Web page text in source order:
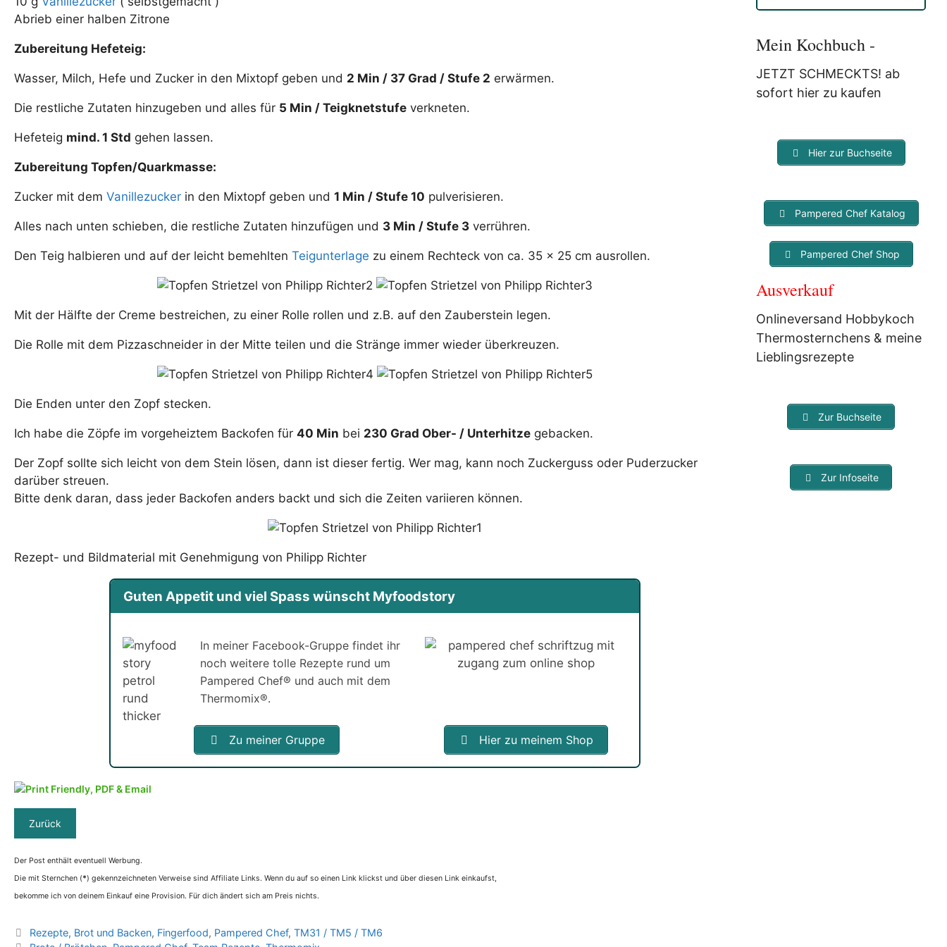
Abrieb einer halben Zitrone
Zubereitung Hefeteig:
Wasser, Milch, Hefe und Zucker in den Mixtopf geben und 2 Min / 37 Grad / Stufe 2 erwärmen.
Die restliche Zutaten hinzugeben und alles für 5 Min / Teigknetstufe verkneten.
Hefeteig mind. 1 Std gehen lassen.
Zubereitung Topfen/Quarkmasse:
Zucker mit dem Vanillezucker in den Mixtopf geben und 1 Min / Stufe 10 pulverisieren.
Alles nach unten schieben, die restliche Zutaten hinzufügen und 3 Min / Stufe 3 verrühren.
Den Teig halbieren und auf der leicht bemehlten Teigunterlage zu einem Rechteck von ca. 35 x 25 cm ausrollen.
Mit der Hälfte der Creme bestreichen, zu einer Rolle rollen und z.B. auf den Zauberstein legen.
Die Rolle mit dem Pizzaschneider in der Mitte teilen und die Stränge immer wieder überkreuzen.
Die Enden unter den Zopf stecken.
Ich habe die Zöpfe im vorgeheiztem Backofen für 40 Min bei 230 Grad Ober- / Unterhitze gebacken.
Der Zopf sollte sich leicht von dem Stein lösen, dann ist dieser fertig. Wer mag, kann noch Zuckerguss oder Puderzucker
darüber streuen.
Bitte denk daran, dass jeder Backofen anders backt und sich die Zeiten variieren können.
Rezept- und Bildmaterial mit Genehmigung von Philipp Richter
Guten Appetit und viel Spass wünscht Myfoodstory
In meiner Facebook-Gruppe findet ihr
noch weitere tolle Rezepte rund um
Pampered Chef® und auch mit dem
Thermomix®.
Zu meiner Gruppe Hier zu meinem Shop
Der Post enthält eventuell Werbung.
Die mit Sternchen (*) gekennzeichneten Verweise sind Affiliate Links. Wenn du auf so einen Link klickst und über diesen Link einkaufst,
bekomme ich von deinem Einkauf eine Provision. Für dich ändert sich am Preis nichts.
Kategorien
Rezepte, Brot und Backen, Fingerfood, Pampered Chef, TM31 / TM5 / TM6
Mit der Nutzung dieses
der Speicherung und
Verarbeitung Deiner Daten
werdenNICHTan Dritte
weitergegeben und dienen nur
für diesen Service!
Mein Kochbuch -
JETZT SCHMECKTS! ab
sofort hier zu kaufen
Hier zur Buchseite
Pampered Chef Katalog
Pampered Chef Shop
Ausverkauf
Onlineversand Hobbykoch
Thermosternchens & meine
Lieblingsrezepte
Zur Buchseite
Zur Infoseite